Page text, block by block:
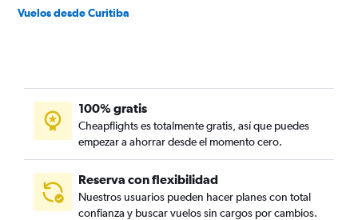
Vuelos desde Curitiba
100% gratis
Cheapflights es totalmente gratis, así que puedes
empezar a ahorrar desde el momento cero.
Reserva con flexibilidad
Nuestros usuarios pueden hacer planes con total
confianza y buscar vuelos sin cargos por cambios.